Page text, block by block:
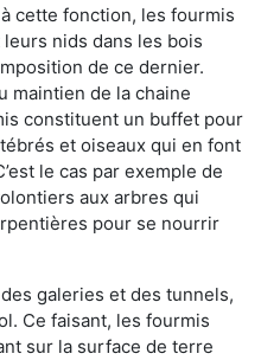
cette fonction, les fourmis
nids dans les bois
de ce dernier.
maintien de la chaine
constituent un buffet pour
et oiseaux qui en font
le cas par exemple de
aux arbres qui
pour se nourrir
galeries et des tunnels,
Ce faisant, les fourmis
sur la surface de terre